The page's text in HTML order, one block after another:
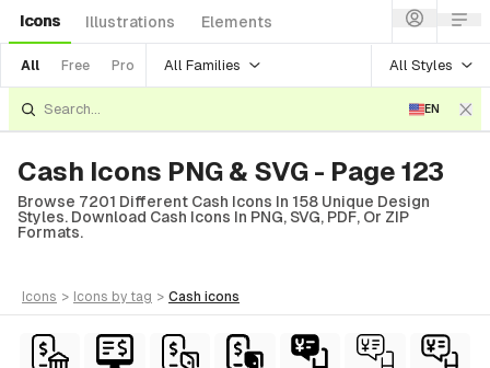
Icons Illustrations Elements
All Free Pro All Families All Styles
EN
Cash Icons PNG & SVG - Page 123
Browse 7201 Different Cash Icons In 158 Unique Design
Styles. Download Cash Icons In PNG, SVG, PDF, Or ZIP
Formats.
icons > icons by tag > cash icons